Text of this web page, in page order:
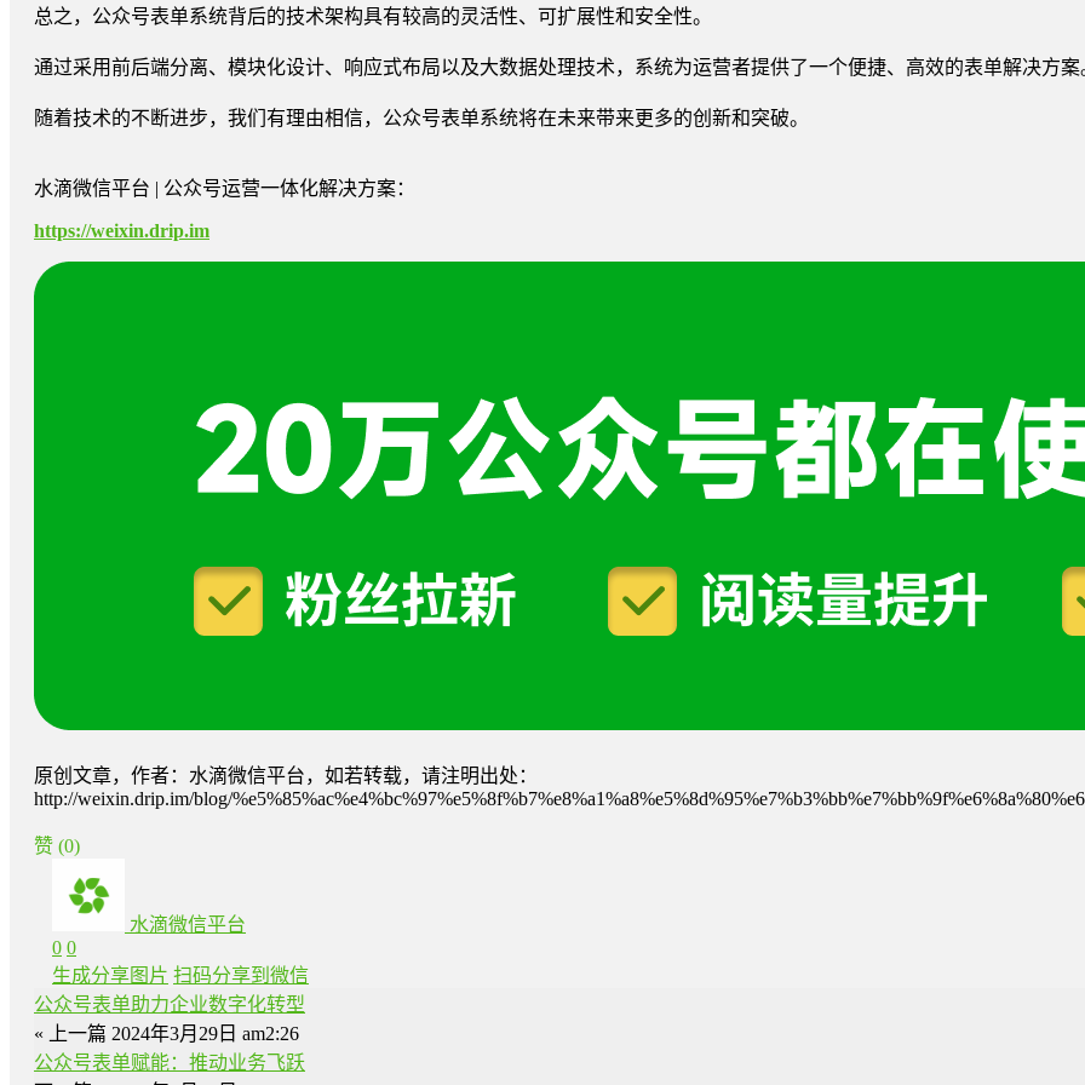
总之，公众号表单系统背后的技术架构具有较高的灵活性、可扩展性和安全性。
通过采用前后端分离、模块化设计、响应式布局以及大数据处理技术，系统为运营者提供了一个便捷、高效的表单解决方案
随着技术的不断进步，我们有理由相信，公众号表单系统将在未来带来更多的创新和突破。
水滴微信平台 | 公众号运营一体化解决方案：
https://weixin.drip.im
原创文章，作者：水滴微信平台，如若转载，请注明出处：
http://weixin.drip.im/blog/
赞 (0)
水滴微信平台
0 0
生成分享图片 扫码分享到微信
公众号表单助力企业数字化转型
« 上一篇 2024年3月29日 am2:26
公众号表单赋能：推动业务飞跃